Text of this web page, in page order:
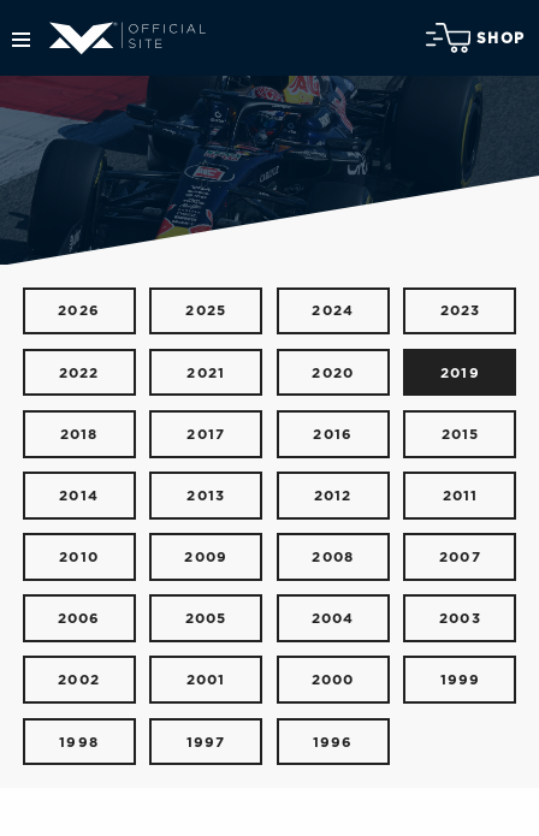
SHOP
2026 2025 2024 2023
2022 2021 2020 2019
2018 2017 2016 2015
2014 2013 2012 2011
2010 2009 2008 2007
2006 2005 2004 2003
2002 2001 2000 1999
1998 1997 1996